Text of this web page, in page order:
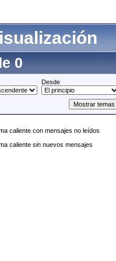
0
Desde
caliente con mensajes no leídos
caliente sin nuevos mensajes